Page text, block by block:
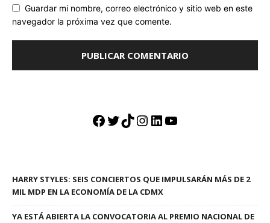
Guardar mi nombre, correo electrónico y sitio web en este
navegador la próxima vez que comente.
Facebook
Twitter
TikTok
Instagram
LinkedIn
YouTube
HARRY STYLES: SEIS CONCIERTOS QUE IMPULSARÁN MÁS DE 2
MIL MDP EN LA ECONOMÍA DE LA CDMX
YA ESTÁ ABIERTA LA CONVOCATORIA AL PREMIO NACIONAL DE